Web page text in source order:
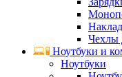
Чехлы
Ноутбуки и
Ноутбуки